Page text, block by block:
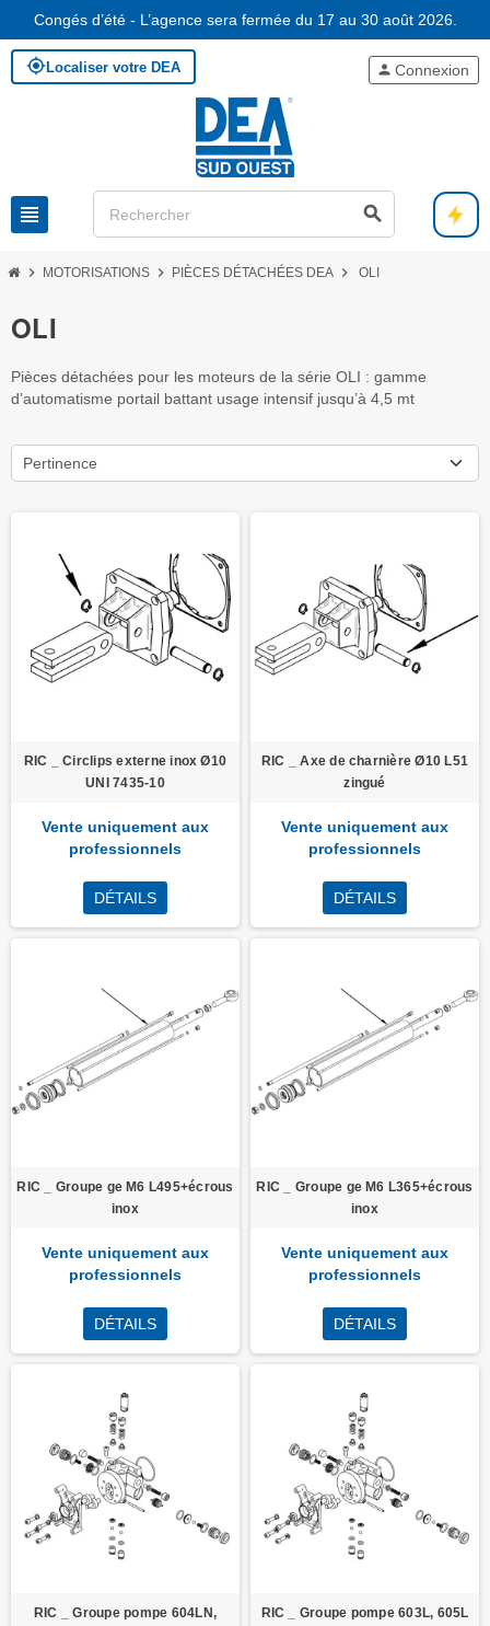
Congés d’été - L’agence sera fermée du 17 au 30 août 2026.
my_locationLocaliser votre DEA
view_headline search
person Connexion
chevron_right MOTORISATIONS chevron_right PIÈCES DÉTACHÉES DEA chevron_right OLI
OLI
Pièces détachées pour les moteurs de la série OLI : gamme
d’automatisme portail battant usage intensif jusqu’à 4,5 mt
Pertinence
RIC _ Circlips externe inox Ø10
UNI 7435-10
Vente uniquement aux
professionnels
DÉTAILS
RIC _ Axe de charnière Ø10 L51
zingué
Vente uniquement aux
professionnels
DÉTAILS
RIC _ Groupe ge M6 L495+écrous
inox
Vente uniquement aux
professionnels
DÉTAILS
RIC _ Groupe ge M6 L365+écrous
inox
Vente uniquement aux
professionnels
DÉTAILS
RIC _ Groupe pompe 604LN,
RIC _ Groupe pompe 603L, 605L